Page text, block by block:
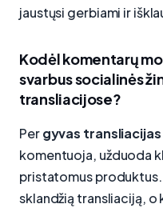
jaustųsi gerbiami ir
Kodėl komentarų
svarbus socialinės
transliacijose?
Pergyvas transliacijas
komentuoja, užduoda
pristatomus
sklandžią transliaciją, o